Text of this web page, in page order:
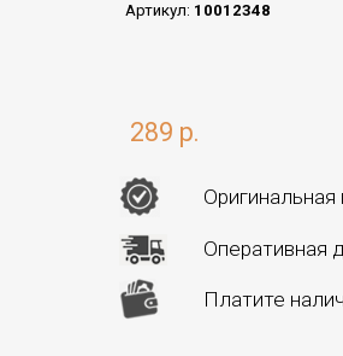
Артикул: 10012348
289 р.
Оригинальная
Оперативная
Платите